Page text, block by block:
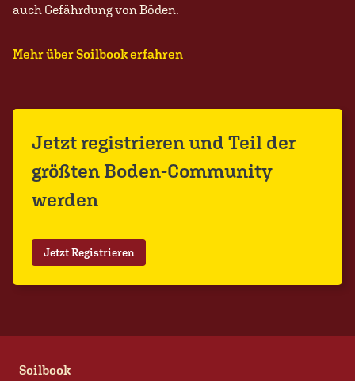
auch Gefährdung von Böden.
Mehr über Soilbook erfahren
Jetzt registrieren und Teil der
größten Boden-Community
werden
Jetzt Registrieren
Soilbook